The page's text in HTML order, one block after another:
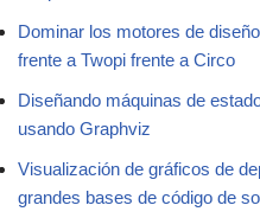
Dominar los motores de
frente a Twopi frente a Circo
Diseñando máquinas de
usando Graphviz
Visualización de gráficos de
grandes bases de código de